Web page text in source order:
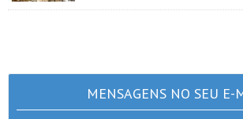
MENSAGENS NO SEU E-